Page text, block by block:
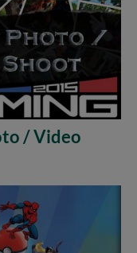
/ Video